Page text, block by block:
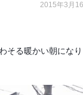
2015年3月
そる暖かい朝になり